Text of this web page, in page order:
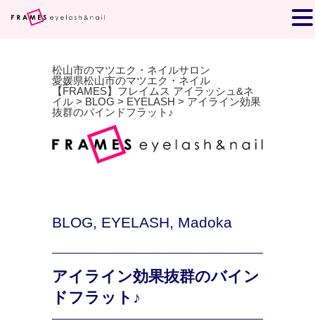
松山市のマツエク・ネイルサロン
愛媛県松山市のマツエク・ネイル
【FRAMES】フレイムス アイラッシュ&ネ
イル > BLOG > EYELASH > アイライン効果
抜群のバインドフラット♪
BLOG, EYELASH, Madoka
アイライン効果抜群のバイン
ドフラット♪